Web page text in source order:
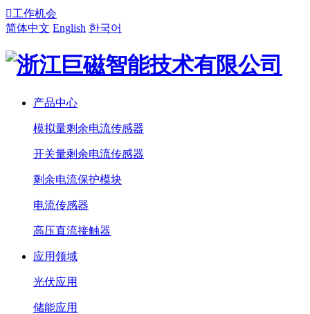
工作机会
简体中文 English 한국어
产品中心
模拟量剩余电流传感器
开关量剩余电流传感器
剩余电流保护模块
电流传感器
高压直流接触器
应用领域
光伏应用
储能应用